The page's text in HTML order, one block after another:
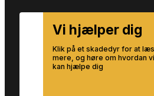
Vi hjælper dig
Klik på et skadedyr for at
mere, og høre om hvordan vi
kan hjælpe dig